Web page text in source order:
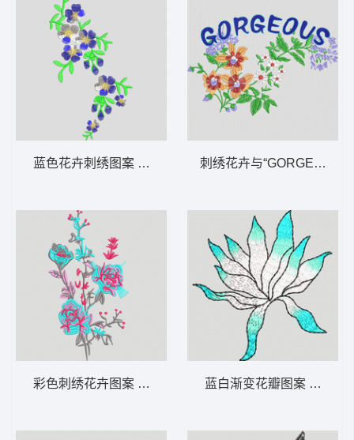
蓝色花卉刺绣图案 靓花 汉服
彩色刺绣花卉图案 靓花
刺绣花卉与“GORGEOUS”
蓝白渐变花瓣图案 靓花 汉